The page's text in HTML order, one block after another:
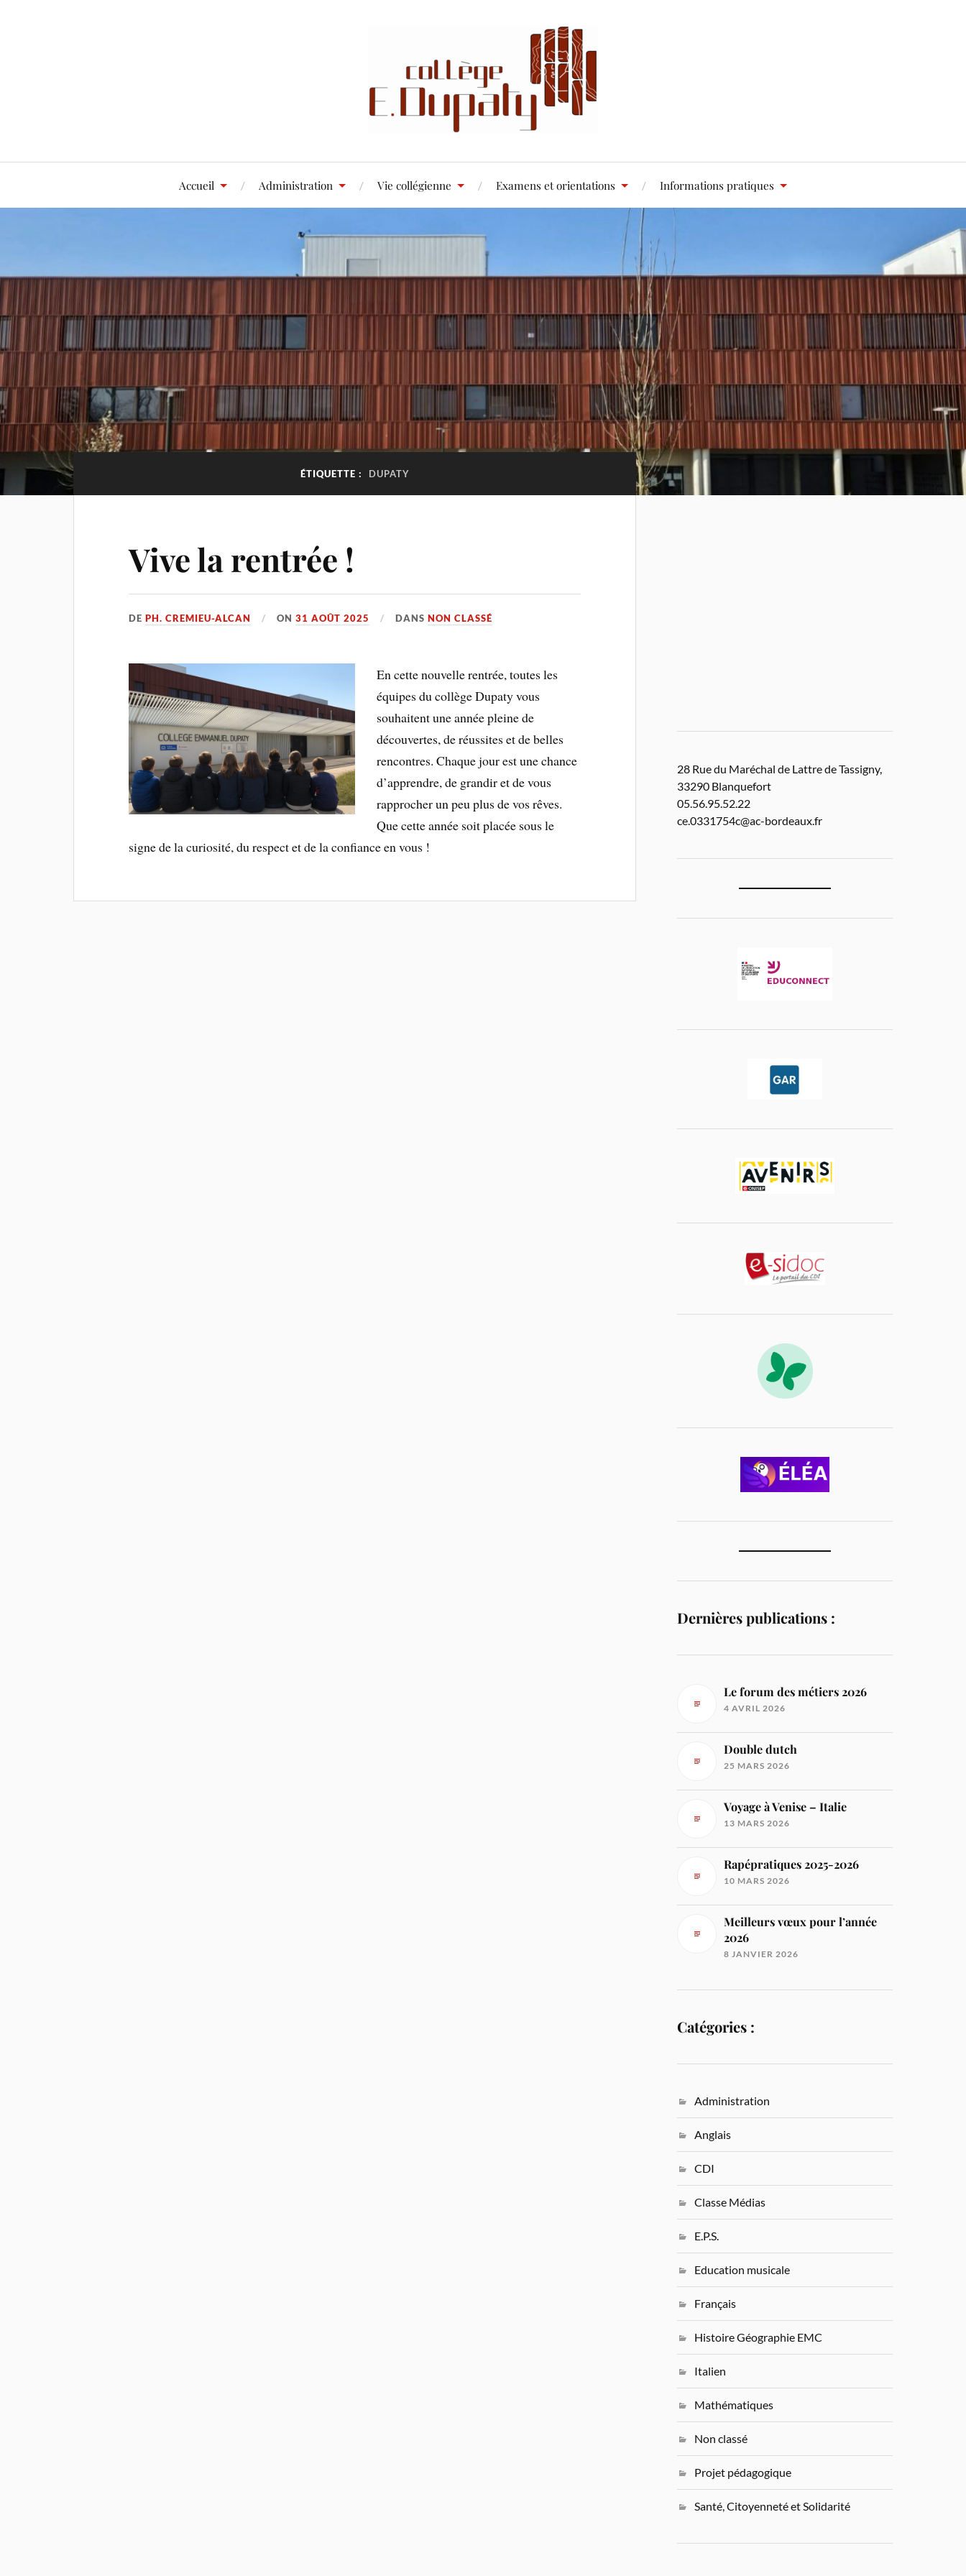
Accueil Administration Vie collégienne Examens et orientations Informations pratiques
ÉTIQUETTE : DUPATY
Vive la rentrée !
DEPH. CREMIEU-ALCAN ON31 AOÛT 2025 DANSNON CLASSÉ
En cette nouvelle rentrée, toutes les
équipes du collège Dupaty vous
souhaitent une année pleine de
découvertes, de réussites et de belles
rencontres. Chaque jour est une chance
d’apprendre, de grandir et de vous
rapprocher un peu plus de vos rêves.
Que cette année soit placée sous le
signe de la curiosité, du respect et de la confiance en vous !
28 Rue du Maréchal de Lattre de Tassigny,
33290 Blanquefort
05.56.95.52.22
ce.0331754c@ac-bordeaux.fr
Dernières publications :
Le forum des métiers 2026
4 AVRIL 2026
Double dutch
25 MARS 2026
Voyage à Venise – Italie
13 MARS 2026
Rapépratiques 2025-2026
10 MARS 2026
Meilleurs vœux pour l’année
2026
8 JANVIER 2026
Catégories :
Administration
Anglais
CDI
Classe Médias
E.P.S.
Education musicale
Français
Histoire Géographie EMC
Italien
Mathématiques
Non classé
Projet pédagogique
Santé, Citoyenneté et Solidarité